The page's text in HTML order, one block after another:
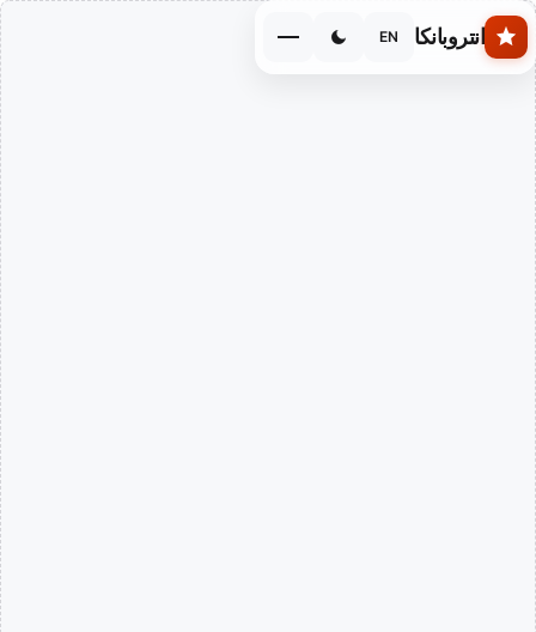
Skip to main content
انتروبانكا EN